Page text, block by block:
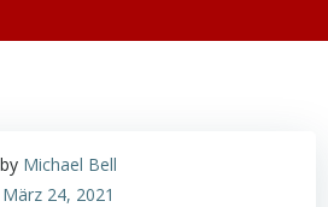
by Michael Bell
März 24, 2021